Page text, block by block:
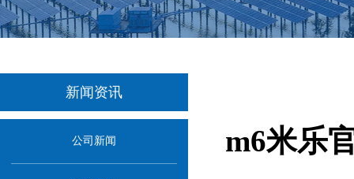
新闻资讯
公司新闻 m6米乐